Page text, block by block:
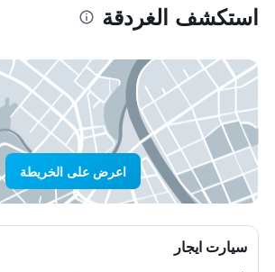
استكشف الغردقة
اعرض على الخريطة
سيارت ايجار